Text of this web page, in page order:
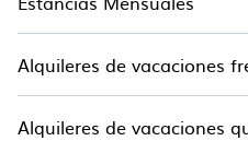
Alquileres de vacaciones
Alquileres de vacaciones